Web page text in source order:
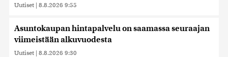
Uutiset | 8.8.2026 9:55
Asuntokaupan hintapalvelu on saamassa seuraajan
viimeistään alkuvuodesta
Uutiset | 8.8.2026 9:30